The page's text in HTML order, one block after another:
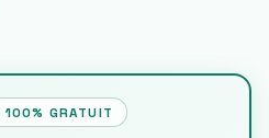
100% GRATUIT